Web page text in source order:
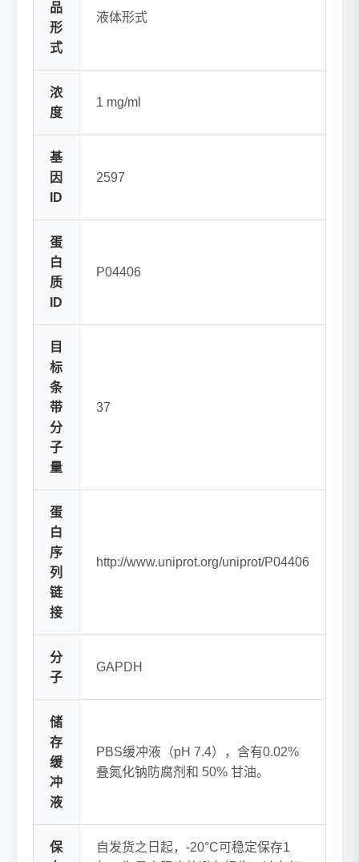
品
形
式
液体形式
浓
度
1 mg/ml
基
因
ID
2597
蛋
白
质
ID
P04406
目
标
条
带
分
子
量
37
蛋
白
序
列
链
接
http://www.uniprot.org/uniprot/P04406
分
子
GAPDH
储
存
缓
冲
液
PBS缓冲液（pH 7.4），含有0.02%
叠氮化钠防腐剂和 50% 甘油。
保
自发货之日起，-20°C可稳定保存1